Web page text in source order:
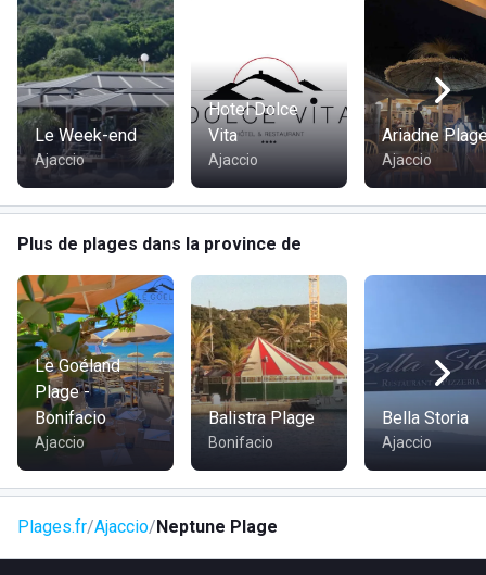
Le Week-end
Ajaccio
Hotel Dolce
Vita
Ajaccio
Ariadne
Ajaccio
Plus de plages dans la province de
Le Goéland
Plage -
Bonifacio
Ajaccio
Balistra Plage
Bonifacio
Bella Storia
Ajaccio
Plages.fr Ajaccio Neptune Plage